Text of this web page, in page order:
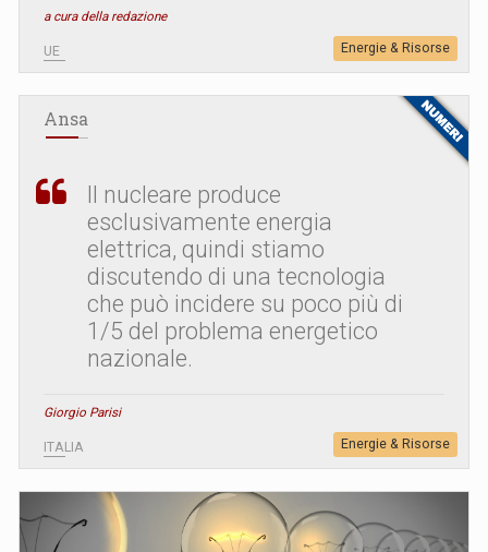
a cura della redazione
UE Energie & Risorse
Ansa
Il nucleare produce
esclusivamente energia
elettrica, quindi stiamo
discutendo di una tecnologia
che può incidere su poco più di
1/5 del problema energetico
nazionale.
Giorgio Parisi
ITALIA Energie & Risorse